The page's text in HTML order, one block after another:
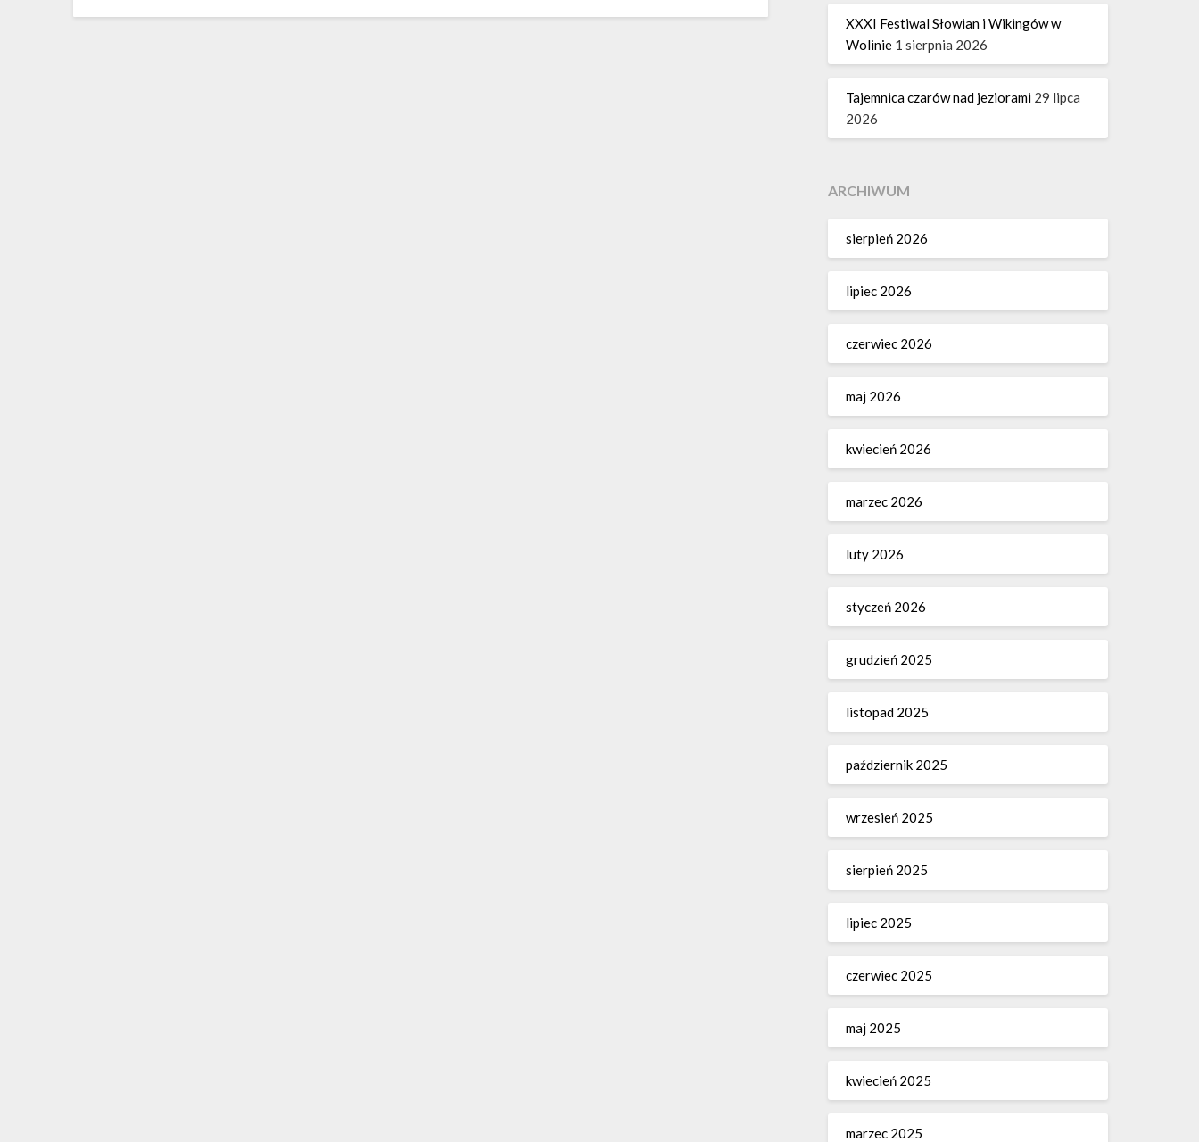
XXXI Festiwal Słowian i Wikingów w
Wolinie 1 sierpnia 2026
Tajemnica czarów nad jeziorami 29 lipca
2026
ARCHIWUM
sierpień 2026
lipiec 2026
czerwiec 2026
maj 2026
kwiecień 2026
marzec 2026
luty 2026
styczeń 2026
grudzień 2025
listopad 2025
październik 2025
wrzesień 2025
sierpień 2025
lipiec 2025
czerwiec 2025
maj 2025
kwiecień 2025
marzec 2025